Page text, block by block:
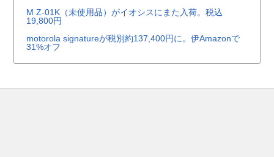
M Z-01K（未使用品）がイオシスにまた入荷。税込
19,800円
motorola signatureが税別約137,400円に。伊Amazonで
31%オフ